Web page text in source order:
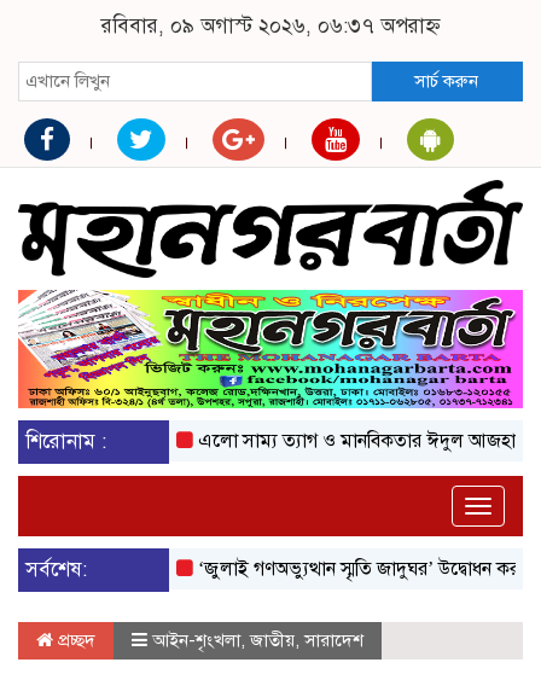
রবিবার, ০৯ অগাস্ট ২০২৬, ০৬:৩৭ অপরাহ্ন
সার্চ করুন
শিরোনাম :এলো সাম্য ত্যাগ ও মানবিকতার ঈদুল আজহা অকটেনের
Toggle
সর্বশেষ:
‘জুলাই গণঅভ্যুত্থান স্মৃতি জাদুঘর’ উদ্বোধন করলেন প্রধানমন্ত্রী
প্রচ্ছদ আইন-শৃংখলা,জাতীয়,সারাদেশ